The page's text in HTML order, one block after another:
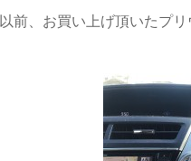
以前、お買い上げ頂いたプ